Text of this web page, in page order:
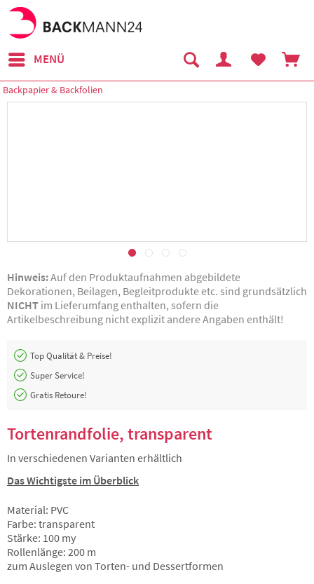
MENÜ
Backpapier & Backfolien
Hinweis:Auf den Produktaufnahmen abgebildete
Dekorationen, Beilagen, Begleitprodukte etc. sind grundsätzlich
NICHT im Lieferumfang enthalten, sofern die
Artikelbeschreibung nicht explizit andere Angaben enthält!
Top Qualität & Preise!
Super Service!
Gratis Retoure!
Tortenrandfolie, transparent
In verschiedenen Varianten erhältlich
Das Wichtigste im Überblick
Material: PVC
Farbe: transparent
Stärke: 100 my
Rollenlänge: 200 m
zum Auslegen von Torten- und Dessertformen